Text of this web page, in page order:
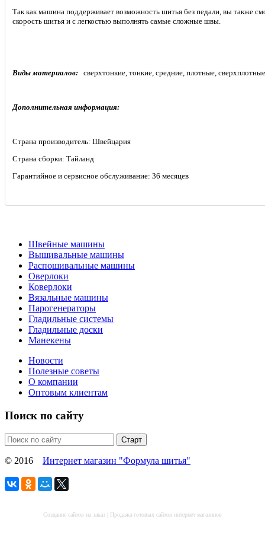
Так как машина поддерживает возможность шитья без педали, вы также
скорость шитья и с легкостью выполнять самые сложные швы.
Виды материалов: сверхтонкие, тонкие, средние, плотные,
Дополнительная информация:
Страна производитель: Швейцария
Страна сборки: Тайланд
Гарантийное и сервисное обслуживание: 36 месяцев
Швейные машины
Вышивальные машины
Распошивальные машины
Оверлоки
Коверлоки
Вязальные машины
Парогенераторы
Гладильные системы
Гладильные доски
Манекены
Новости
Полезные советы
О компании
Оптовым клиентам
Поиск по сайту
© 2016 Интернет магазин "Формула шитья"
Создание сайтов на заказ Продажа готовых сайтов интернет магазинов